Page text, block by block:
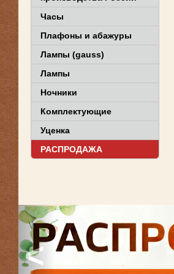
Часы
Плафоны и абажуры
Лампы (gauss)
Лампы
Ночники
Комплектующие
Уценка
РАСПРОДАЖА